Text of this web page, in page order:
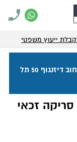
ייעוץ משפטי
כתובתנו: מגדל על דיזנגוף סנטר קומה 16, רחוב דיזנגוף 50 תל
סריקה זכאי